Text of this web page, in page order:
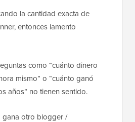
la cantidad exacta de
entonces lamento
como “cuánto dinero
mismo” o “cuánto ganó
años” no tienen sentido.
gana otro blogger /